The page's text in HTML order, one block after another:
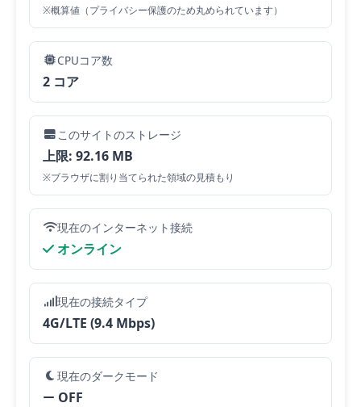
※概算値（プライバシー保護のため丸められています）
CPUコア数
2 コア
このサイトのストレージ
上限: 92.16 MB
※ブラウザに割り当てられた領域の見積もり
現在のインターネット接続
オンライン
現在の接続タイプ
4G/LTE (9.4 Mbps)
現在のダークモード
OFF